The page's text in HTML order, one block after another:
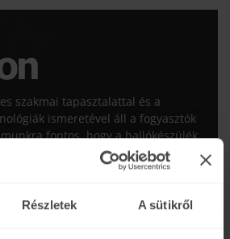
Részletek A sütikről
szakmai tapasztalattal és a
ismeretével áll a fogyasztók
fontos, hogy a hallókészülék
számára. Mi nem csak az
hanem professzionális